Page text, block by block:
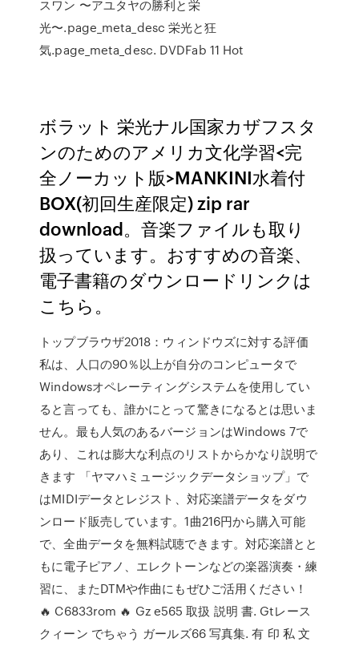
スワン 〜アユタヤの勝利と栄
光〜.page_meta_desc 栄光と狂
気.page_meta_desc. DVDFab 11 Hot
ボラット 栄光ナル国家カザフスタ
ンのためのアメリカ文化学習<完
全ノーカット版>MANKINI水着付
BOX(初回生産限定) zip rar
download。音楽ファイルも取り
扱っています。おすすめの音楽、
電子書籍のダウンロードリンクは
こちら。
トップブラウザ2018：ウィンドウズに対する評価
私は、人口の90％以上が自分のコンピュータで
Windowsオペレーティングシステムを使用してい
ると言っても、誰かにとって驚きになるとは思いま
せん。最も人気のあるバージョンはWindows 7で
あり、これは膨大な利点のリストからかなり説明で
きます 「ヤマハミュージックデータショップ」で
はMIDIデータとレジスト、対応楽譜データをダウ
ンロード販売しています。1曲216円から購入可能
で、全曲データを無料試聴できます。対応楽譜とと
もに電子ピアノ、エレクトーンなどの楽器演奏・練
習に、またDTMや作曲にもぜひご活用ください！
🔥 C6833rom 🔥 Gz e565 取扱 説明 書. Gtレース
クィーン でちゃう ガールズ66 写真集. 有 印 私 文